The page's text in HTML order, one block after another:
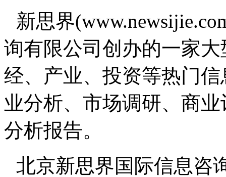
新思界
询有限公司创办的一家
经、产业、投资等热门
业分析、市场调研、商
分析报告。
北京新思界国际信息咨